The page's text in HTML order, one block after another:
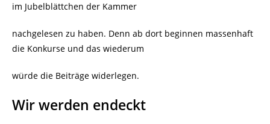
im Jubelblättchen der Kammer
nachgelesen zu haben. Denn ab dort beginnen massenhaft
die Konkurse und das wiederum
würde die Beiträge widerlegen.
Wir werden endeckt